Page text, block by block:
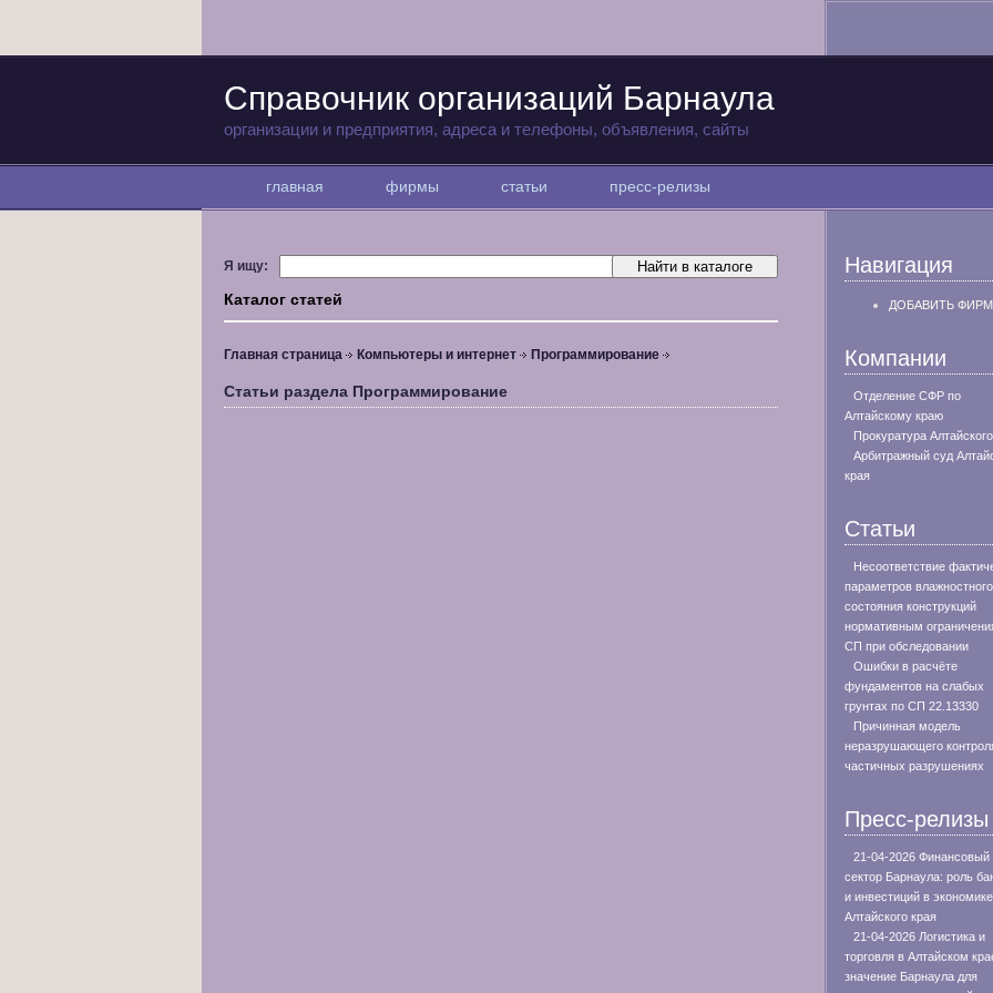
Справочник организаций Барнаула
организации и предприятия, адреса и телефоны, объявления, сайты
главная фирмы статьи пресс-релизы
Я ищу:
Каталог статей
Главная страница Компьютеры и интернет Программирование
Статьи раздела Программирование
Навигация
ДОБАВИТЬ
Компании
Отделение СФР по
Алтайскому краю
Прокуратура
Арбитражный суд
края
Статьи
Несоответствие
параметров влажностного
состояния конструкций
нормативным
СП при обследовании
Ошибки в расчёте
фундаментов на слабых
грунтах по СП 22.13330
Причинная модель
неразрушающего
частичных разрушениях
Пресс-релизы
21-04-2026 Финансовый
сектор Барнаула: роль
и инвестиций в экономике
Алтайского края
21-04-2026 Логистика и
торговля в Алтайском
значение Барнаула для